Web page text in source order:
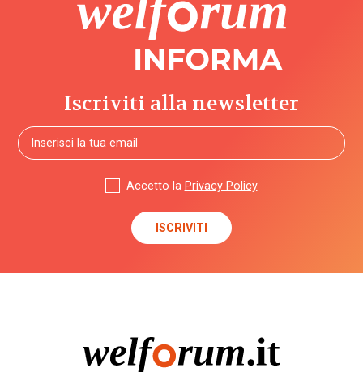
Iscriviti alla newsletter
Accetto la Privacy Policy